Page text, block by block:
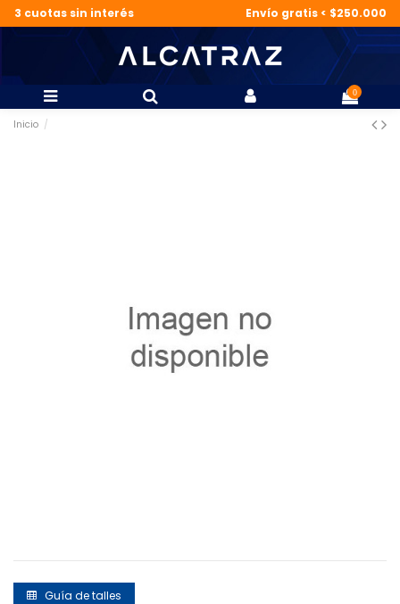
3 cuotas sin interés Envío gratis < $250.000
0
Inicio
Guía de talles